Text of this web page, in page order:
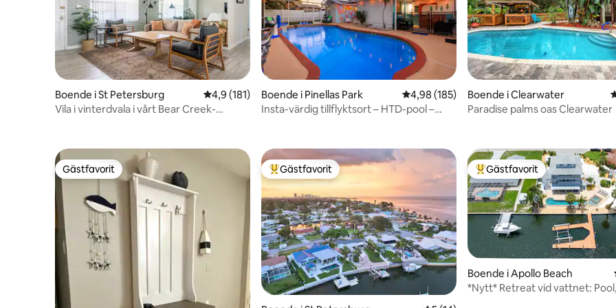
Boende i St Petersburg 4,9 av 5 i genomsnittligt betyg, 181 omdömen
4,9 (181)
Vila i vinterdvala i vårt Bear Creek-
Boende i Pinellas Park 4,98 av 5 i genomsnittligt betyg, 185
4,98 (185)
Insta-värdig tillflyktsort – HTD-pool –
Boende i Clearwater
Paradise palms oas Clearwater
Gästfavorit
Gästfavorit Populär gästfavorit
Gästfavorit Populär gästfavorit
Gästfavorit
Boende i Apollo Beach
*Nytt* Retreat vid vattnet: